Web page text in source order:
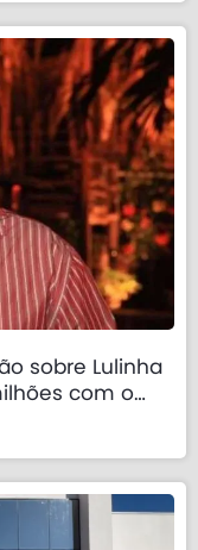
sobre Lulinha
com o